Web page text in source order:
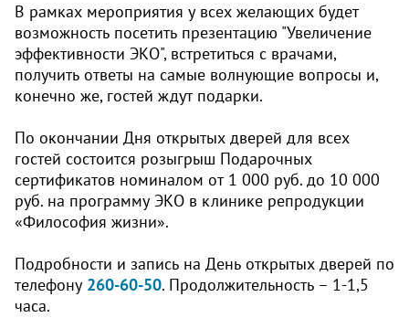
В рамках мероприятия у всех желающих будет
возможность посетить презентацию "Увеличение
эффективности ЭКО", встретиться с врачами,
получить ответы на самые волнующие вопросы и,
конечно же, гостей ждут подарки.
По окончании Дня открытых дверей для всех
гостей состоится розыгрыш Подарочных
сертификатов номиналом от 1 000 руб. до 10 000
руб. на программу ЭКО в клинике репродукции
«Философия жизни».
Подробности и запись на День открытых дверей по
телефону 260-60-50. Продолжительность – 1-1,5
часа.